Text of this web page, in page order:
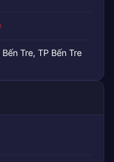
Tre, TP Bến Tre